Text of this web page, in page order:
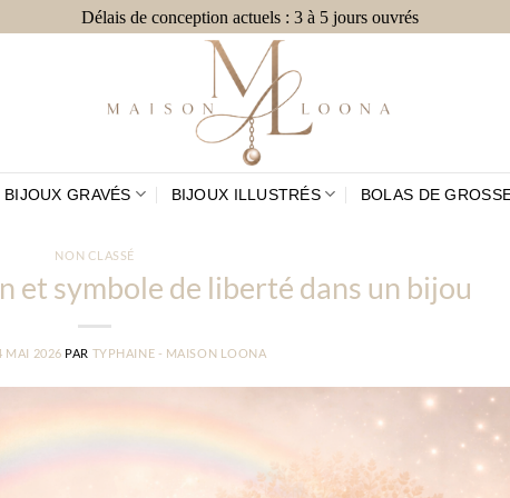
Délais de conception actuels : 3 à 5 jours ouvrés
BIJOUX GRAVÉS BIJOUX ILLUSTRÉS BOLAS DE
NON CLASSÉ
et symbole de liberté dans un bijou
MAI 2026 PAR TYPHAINE - MAISON LOONA